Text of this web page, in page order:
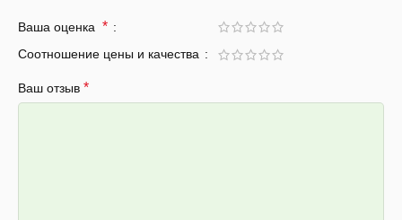
Ваша оценка *
Соотношение цены и качества
Ваш отзыв *